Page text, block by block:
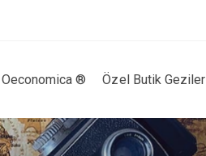
Oeconomica ® Özel Butik Geziler